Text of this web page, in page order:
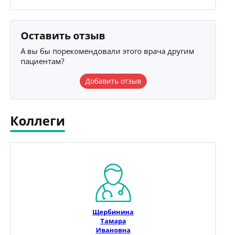
Оставить отзыв
А вы бы порекомендовали этого врача другим
пациентам?
Добавить отзыв
Коллеги
Щербинина
Тамара
Ивановна